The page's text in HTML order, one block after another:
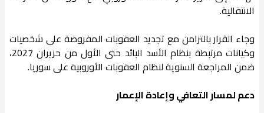
الانتقالية.
وجاء القرار بالتزامن مع تجديد العقوبات المفروضة على شخصيات
وكيانات مرتبطة بنظام الأسد البائد حتى الأول من حزيران 2027،
ضمن المراجعة السنوية لنظام العقوبات الأوروبية على سوريا.
دعم لمسار التعافي وإعادة الإعمار